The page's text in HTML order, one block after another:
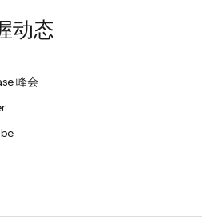
动态
峰会